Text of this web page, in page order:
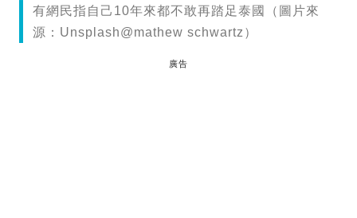
有網民指自己10年來都不敢再踏足泰國（圖片來
源：Unsplash@mathew schwartz）
廣告